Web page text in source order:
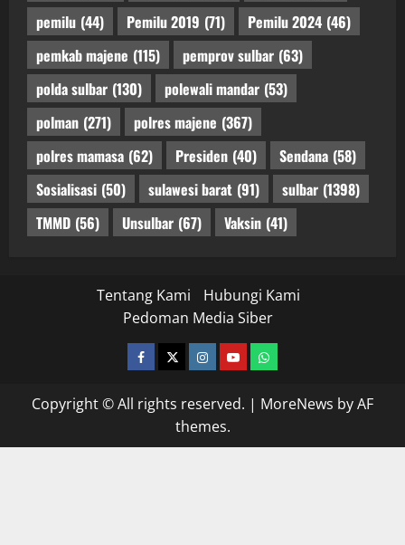
pemilu (44) Pemilu 2019 (71) Pemilu 2024 (46)
pemkab majene (115) pemprov sulbar (63)
polda sulbar (130) polewali mandar (53)
polman (271) polres majene (367)
polres mamasa (62) Presiden (40) Sendana (58)
Sosialisasi (50) sulawesi barat (91) sulbar (1398)
TMMD (56) Unsulbar (67) Vaksin (41)
Tentang Kami
Hubungi Kami
Pedoman Media Siber
facebooktwitterinstagram.com
youtubewhatsapp
Copyright © All rights reserved. | MoreNews by AF
themes.